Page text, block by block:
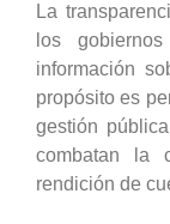
La
los
información
propósito es
gestión
combatan la
rendición de